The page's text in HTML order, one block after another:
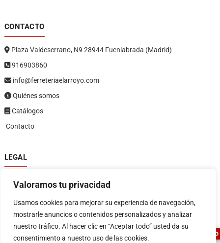
Valoramos tu privacidad
Usamos cookies para mejorar su experiencia de navegación,
mostrarle anuncios o contenidos personalizados y analizar
nuestro tráfico. Al hacer clic en “Aceptar todo” usted da su
consentimiento a nuestro uso de las cookies.
CONTACTO
Plaza Valdeserrano, N9 28944 Fuenlabrada (Madrid)
916903860
info@ferreteriaelarroyo.com
Quiénes somos
Catálogos
Contacto
LEGAL
Política de privacidad
Política de devoluciones y reembolsos
Términos y condiciones
ASESOR FERRETERO